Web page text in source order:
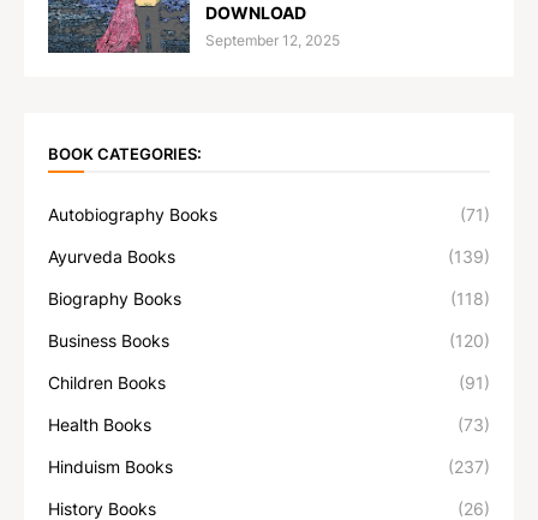
DOWNLOAD
September 12, 2025
BOOK CATEGORIES:
Autobiography Books (71)
Ayurveda Books (139)
Biography Books (118)
Business Books (120)
Children Books (91)
Health Books (73)
Hinduism Books (237)
History Books (26)